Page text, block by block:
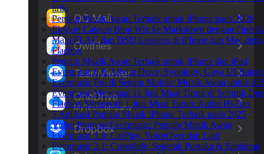
lirik
Pemain Muzik Awan Terbaik untuk iPhone pada 2026
Eksport Catatan Blog Wix ke Markdown dengan
Main FLAC dan DSD Lossless di iPhone dan Mac
Flacbox
Pemain Muzik Awan Terbaik untuk iPhone dan iPad
Evermusic 6.8: Aliyun Drive, Synology, Gaya UI
Evermusic Pro di Setapp Mobile: Muzik Awan untuk
Evermusic Mencapai 11 Juta Muat Turun di Seluruh
Flacbox Mencecah 1 Juta Muat Turun: Audio Hi-Res
5 Aplikasi Pemain Muzik iPhone Terbaik pada 2025
Video Promosi Evermusic: Pemain Muzik Awan
Evermusic 3.6: CarPlay, VoiceOver dan Lagi
Evermusic 3.1: Crossfade, Segerak Pustaka & Sandaran